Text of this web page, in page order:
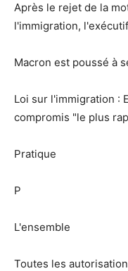
Après le rejet de la
l'immigration,
Macron est poussé à
Loi sur l'immigration :
compromis "le plus
Pratique
P
L'ensemble
Toutes les